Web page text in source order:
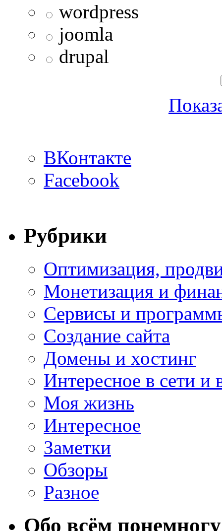
wordpress
joomla
drupal
ВКонтакте
Facebook
Рубрики
Оптимизация,
Монетизация и
Сервисы и
Создание сайта
Домены и хостинг
Интересное в сети и
Моя жизнь
Интересное
Заметки
Обзоры
Разное
Обо всём понемногу